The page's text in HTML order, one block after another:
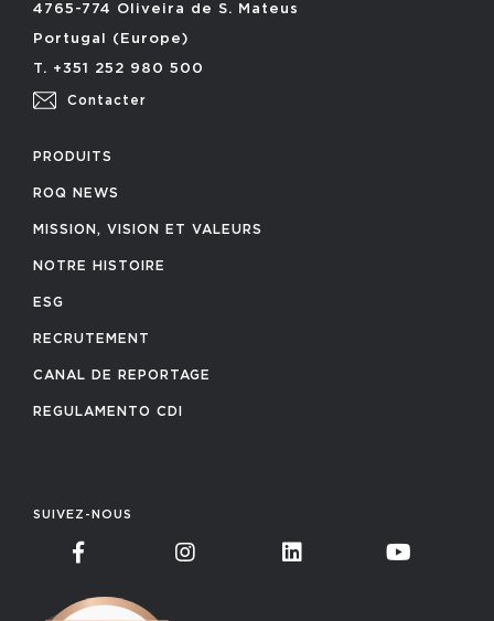
4765-774 Oliveira de S. Mateus
Portugal (Europe)
T. +351 252 980 500
Contacter
PRODUITS
ROQ NEWS
MISSION, VISION ET VALEURS
NOTRE HISTOIRE
ESG
RECRUTEMENT
CANAL DE REPORTAGE
REGULAMENTO CDI
SUIVEZ-NOUS